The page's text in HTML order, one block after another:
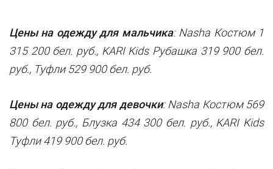
Цены на одежду для мальчика: Nasha Костюм 1
315 200 бел. руб., KARI Kids Рубашка 319 900 бел.
руб., Туфли 529 900 бел. руб.
Цены на одежду для девочки: Nasha Костюм 569
800 бел. руб., Блузка 434 300 бел. руб., KARI Kids
Туфли 419 900 бел. руб.